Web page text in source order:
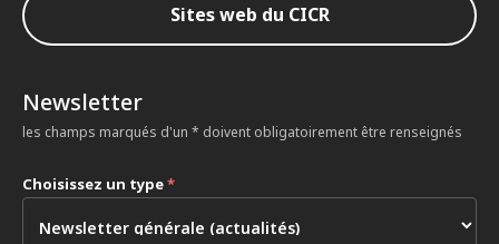
Sites web du CICR
Newsletter
les champs marqués d'un * doivent obligatoirement être renseignés
Choisissez un type*